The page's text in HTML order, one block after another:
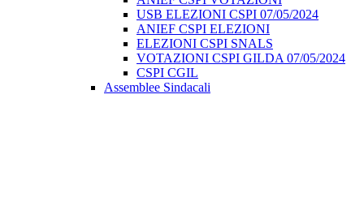
USB ELEZIONI CSPI 07/05/2024
ANIEF CSPI ELEZIONI
ELEZIONI CSPI SNALS
VOTAZIONI CSPI GILDA 07/05/2024
CSPI CGIL
Assemblee Sindacali